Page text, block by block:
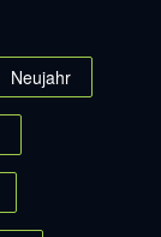
Neujahr